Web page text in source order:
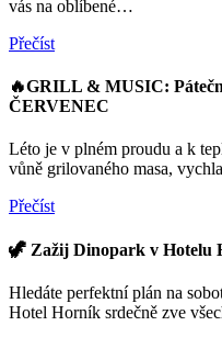
vás na oblíbené…
Přečíst
🔥GRILL & MUSIC:
ČERVENEC
Léto je v plném proudu a k
vůně grilovaného masa,
Přečíst
🦖 Zažij Dinopark v Hotelu
Hledáte perfektní plán na
Hotel Horník srdečně zve